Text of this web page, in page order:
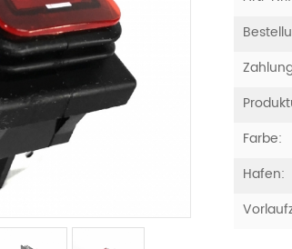
Farbe:
Hafen: